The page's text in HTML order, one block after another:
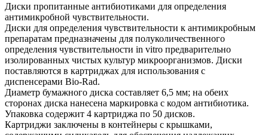
Диски пропитанные антибиотиками для определения
антимикробной чувствительности.
Диски для определения чувствительности к антимикробным
препаратам предназначены для полуколичественного
определения чувствительности in vitro предварительно
изолированных чистых культур микроорганизмов. Диски
поставляются в картриджах для использования с
диспенсерами Bio-Rad.
Диаметр бумажного диска составляет 6,5 мм; на обеих
сторонах диска нанесена маркировка с кодом антибиотика.
Упаковка содержит 4 картриджа по 50 дисков.
Картриджи заключены в контейнеры с крышками,